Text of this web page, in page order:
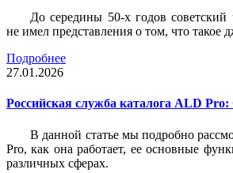
До середины 50-х годов советский
не имел представления о том, что такое
Подробнее
27.01.2026
Российская служба каталога ALD
В данной статье мы подробно
Pro, как она работает, ее основные
различных сферах.